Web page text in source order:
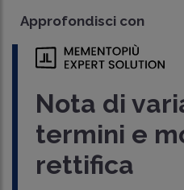
Approfondisci con
Nota di
termini e
rettifica